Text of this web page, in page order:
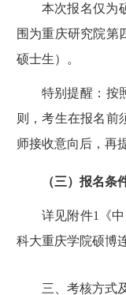
本次报名仅为
围为重庆研究院第
硕士生）
。
特别提醒：按
则，考生在报名前
师接收意向后，再
（三）报名条
详见附件1《
科大重庆学院硕博
三、考核方式